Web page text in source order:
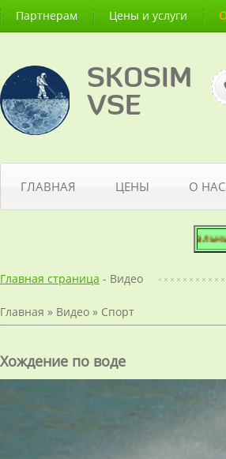
Партнерам Цены и услуги
SKOSIM
VSE
ГЛАВНАЯ ЦЕНЫ О НАС
Минимальный
Главная страница - Видео
Главная » Видео » Спорт
Хождение по воде